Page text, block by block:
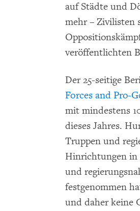
auf Städte und
mehr – Zivilisten
veröffentlichten
Der 25-seitige
Forces and Pro-
mit mindestens
dieses Jahres.
Truppen und
Hinrichtungen in
und
festgenommen
und daher keine